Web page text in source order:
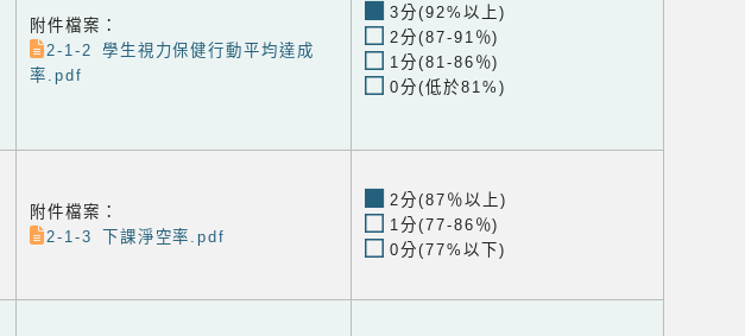
附件檔案：
2-1-2 學生視力保健行動平均達成
率.pdf
3分(92%以上)
2分(87-91％)
1分(81-86％)
0分(低於81%)
附件檔案：
2-1-3 下課淨空率.pdf
2分(87％以上)
1分(77-86％)
0分(77%以下)